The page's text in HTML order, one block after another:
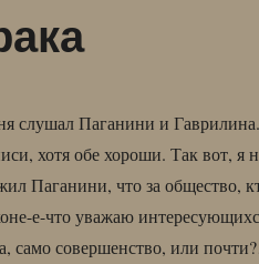
слушал Паганини и
хотя обе хороши. Так вот, я
Паганини, что за общество,
е-что уважаю
само совершенство, или